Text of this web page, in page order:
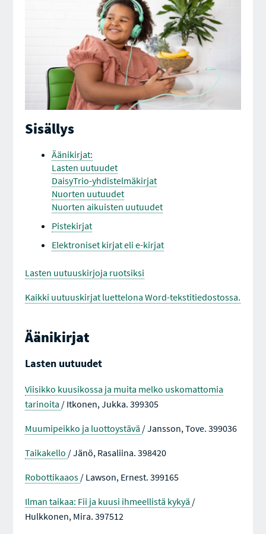
Sisällys
Äänikirjat:
Lasten uutuudet
DaisyTrio-yhdistelmäkirjat
Nuorten uutuudet
Nuorten aikuisten uutuudet
Pistekirjat
Elektroniset kirjat eli e-kirjat
Lasten uutuuskirjoja ruotsiksi
Kaikki uutuuskirjat luettelona Word-tekstitiedostossa.
Äänikirjat
Lasten uutuudet
Viisikko kuusikossa ja muita melko uskomattomia
tarinoita / Itkonen, Jukka. 399305
Muumipeikko ja luottoystävä / Jansson, Tove. 399036
Taikakello / Jänö, Rasaliina. 398420
Robottikaaos / Lawson, Ernest. 399165
Ilman taikaa: Fii ja kuusi ihmeellistä kykyä /
Hulkkonen, Mira. 397512